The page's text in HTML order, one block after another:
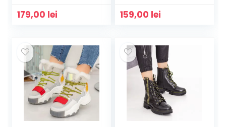
179,00 lei 159,00 lei